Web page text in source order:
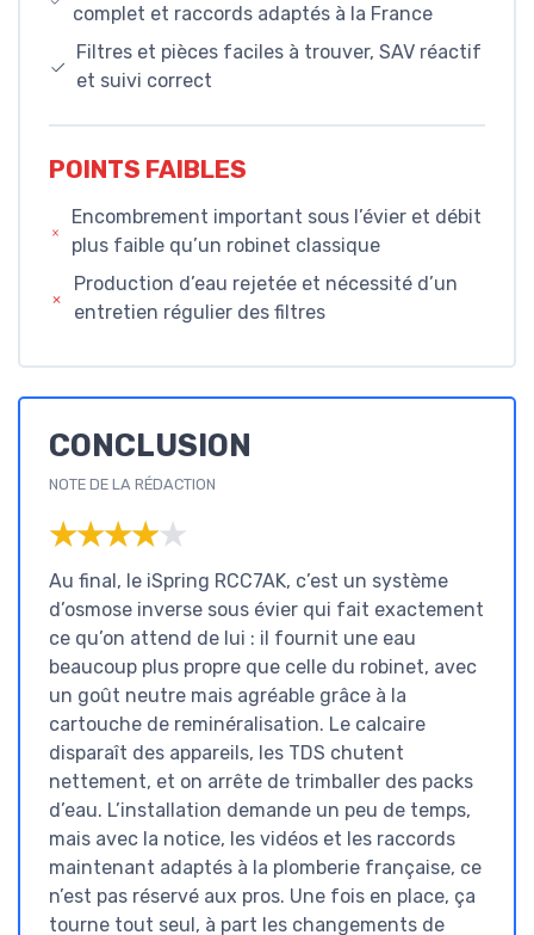
complet et raccords adaptés à la France
Filtres et pièces faciles à trouver, SAV réactif
et suivi correct
POINTS FAIBLES
Encombrement important sous l’évier et débit
plus faible qu’un robinet classique
Production d’eau rejetée et nécessité d’un
entretien régulier des filtres
CONCLUSION
NOTE DE LA RÉDACTION
★★★★★
★★★★★
Au final, le iSpring RCC7AK, c’est un système
d’osmose inverse sous évier qui fait exactement
ce qu’on attend de lui : il fournit une eau
beaucoup plus propre que celle du robinet, avec
un goût neutre mais agréable grâce à la
cartouche de reminéralisation. Le calcaire
disparaît des appareils, les TDS chutent
nettement, et on arrête de trimballer des packs
d’eau. L’installation demande un peu de temps,
mais avec la notice, les vidéos et les raccords
maintenant adaptés à la plomberie française, ce
n’est pas réservé aux pros. Une fois en place, ça
tourne tout seul, à part les changements de